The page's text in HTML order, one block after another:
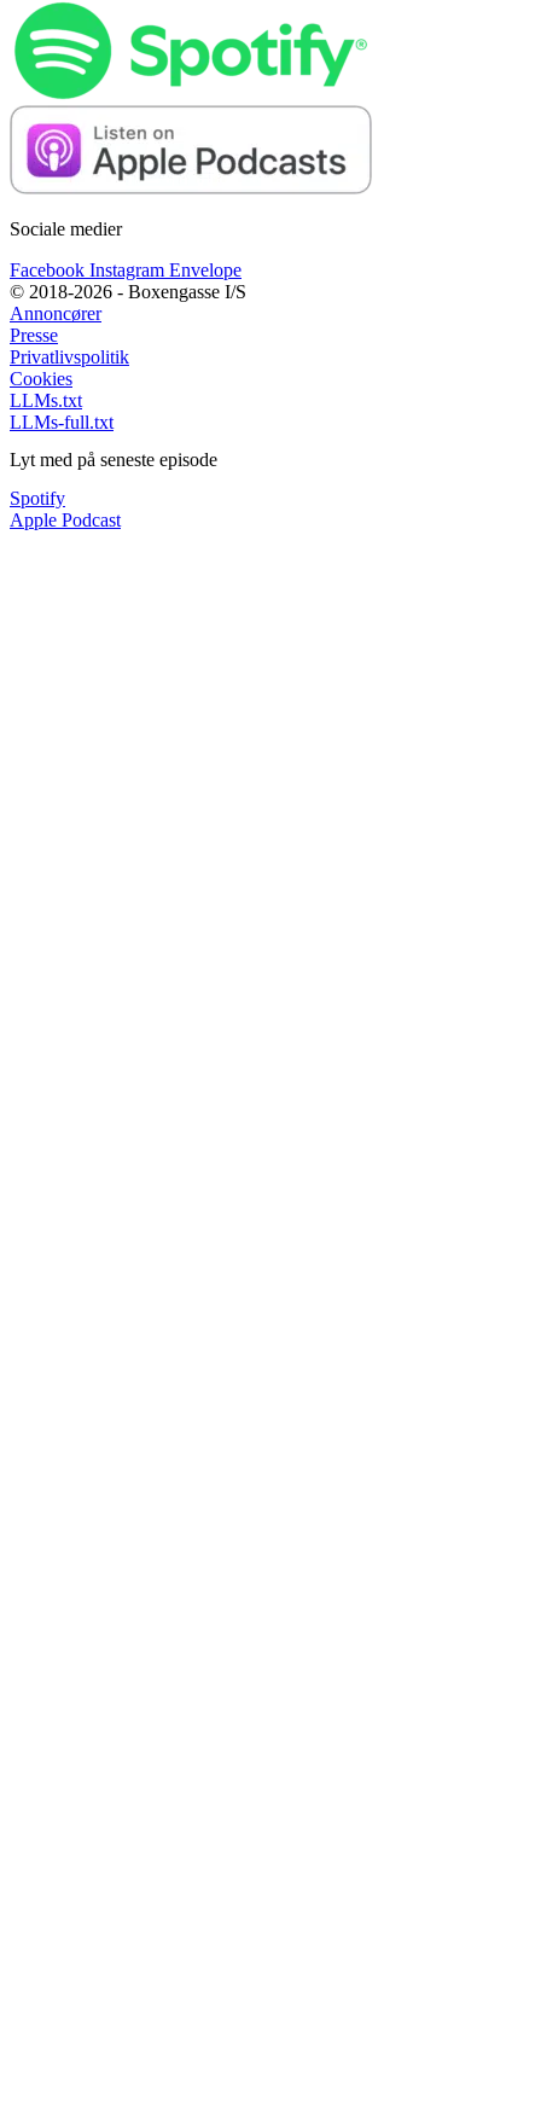
Sociale medier
Facebook Instagram Envelope
© 2018-2026 - Boxengasse I/S
Annoncører
Presse
Privatlivspolitik
Cookies
LLMs.txt
LLMs-full.txt
Lyt med på seneste episode
Spotify
Apple Podcast